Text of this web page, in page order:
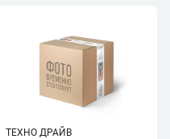
ТЕХНО ДРАЙВ